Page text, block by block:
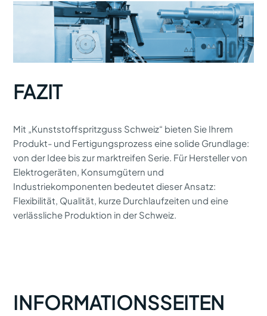
FAZIT
Mit „Kunststoffspritzguss Schweiz“ bieten Sie Ihrem
Produkt- und Fertigungsprozess eine solide Grundlage:
von der Idee bis zur marktreifen Serie. Für Hersteller von
Elektrogeräten, Konsumgütern und
Industriekomponenten bedeutet dieser Ansatz:
Flexibilität, Qualität, kurze Durchlauf­zeiten und eine
verlässliche Produktion in der Schweiz.
INFORMATIONSSEITEN